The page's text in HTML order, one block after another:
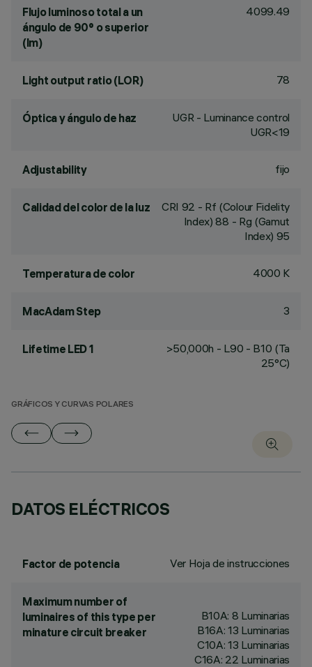
Flujo luminoso total a un
ángulo de 90° o superior
(lm)
4099.49
Light output ratio (LOR) 78
Óptica y ángulo de haz
UGR - Luminance control
UGR<19
Adjustability fijo
Calidad del color de la luz CRI 92 - Rf (Colour Fidelity
Index) 88 - Rg (Gamut
Index) 95
Temperatura de color 4000 K
MacAdam Step 3
Lifetime LED 1
>50,000h - L90 - B10 (Ta
25°C)
GRÁFICOS Y CURVAS POLARES
DATOS ELÉCTRICOS
Factor de potencia Ver Hoja de instrucciones
Maximum number of
luminaires of this type per
minature circuit breaker
B10A: 8 Luminarias
B16A: 13 Luminarias
C10A: 13 Luminarias
C16A: 22 Luminarias